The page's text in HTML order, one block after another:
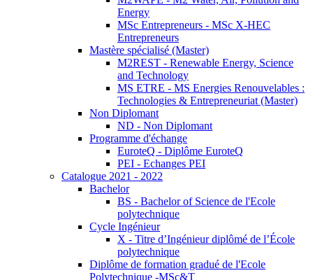
Energy
MSc Entrepreneurs - MSc X-HEC
Entrepreneurs
Mastère spécialisé (Master)
M2REST - Renewable Energy, Science
and Technology
MS ETRE - MS Energies Renouvelables :
Technologies & Entrepreneuriat (Master)
Non Diplomant
ND - Non Diplomant
Programme d'échange
EuroteQ - Diplôme EuroteQ
PEI - Echanges PEI
Catalogue 2021 - 2022
Bachelor
BS - Bachelor of Science de l'Ecole
polytechnique
Cycle Ingénieur
X - Titre d’Ingénieur diplômé de l’École
polytechnique
Diplôme de formation gradué de l'Ecole
Polytechnique -MSc&T